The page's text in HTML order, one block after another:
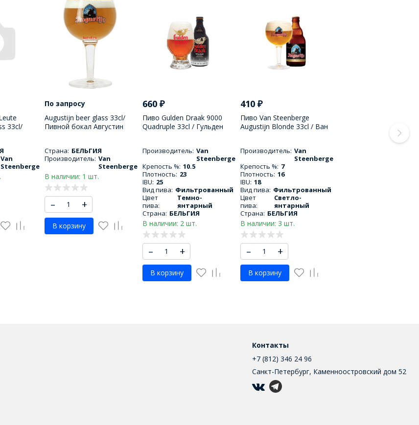
33cl/
Van
Steenberge
По запросу
Augustijn beer glass 33cl/
Пивной бокал Августин
Страна: БЕЛЬГИЯ
Производитель: Van
Steenberge
В наличии: 1 шт.
– +
В корзину
660 ₽
Пиво Gulden Draak 9000
Quadruple 33cl / Гульден
Производитель: Van
Steenberge
Крепость %: 10.5
Плотность: 23
IBU: 25
Вид пива: Фильтрованный
Цвет
пива:
Темно-
янтарный
Страна: БЕЛЬГИЯ
В наличии: 2 шт.
– +
В корзину
410 ₽
Пиво Van Steenberge
Augustijn Blonde 33cl / Ван
Производитель: Van
Steenberge
Крепость %: 7
Плотность: 16
IBU: 18
Вид пива: Фильтрованный
Цвет
пива:
Светло-
янтарный
Страна: БЕЛЬГИЯ
В наличии: 3 шт.
– +
В корзину
Контакты
+7 (812) 346 24 96
Санкт-Петербург, Каменноостровский дом 52